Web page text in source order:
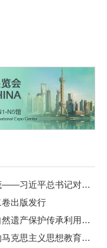
让中朝传统友谊之树更加根深叶茂——习近平总书记对朝鲜进行国事访问纪实
卷出版发行
在习近平文化思想引领下文化和自然遗产保护传承利用工作开创新局面
伟大征程丨延安整风：一次深刻的马克思主义思想教育运动